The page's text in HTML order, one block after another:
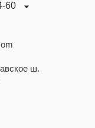
60
ш.